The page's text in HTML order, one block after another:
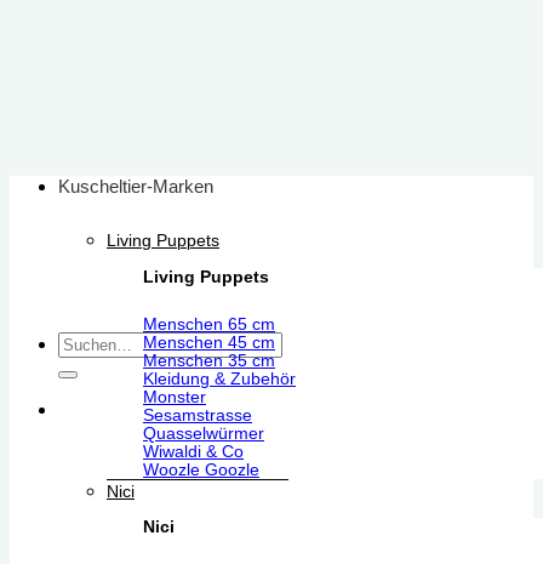
Suchen
nach:
Kuscheltier-Marken
Living Puppets
Living Puppets
Menschen 65 cm
Menschen 45 cm
Menschen 35 cm
Kleidung & Zubehör
Monster
Sesamstrasse
Quasselwürmer
Wiwaldi & Co
Woozle Goozle
Nici
Nici